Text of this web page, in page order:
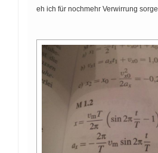
eh ich für nochmehr Verwirrung sorge